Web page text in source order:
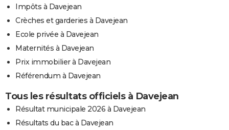
Impôts à Davejean
Crèches et garderies à Davejean
Ecole privée à Davejean
Maternités à Davejean
Prix immobilier à Davejean
Référendum à Davejean
Tous les résultats officiels à Davejean
Résultat municipale 2026 à Davejean
Résultats du bac à Davejean